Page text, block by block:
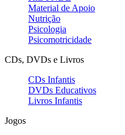
Material de Apoio
Nutrição
Psicologia
Psicomotricidade
CDs, DVDs e Livros
CDs Infantis
DVDs Educativos
Livros Infantis
Jogos